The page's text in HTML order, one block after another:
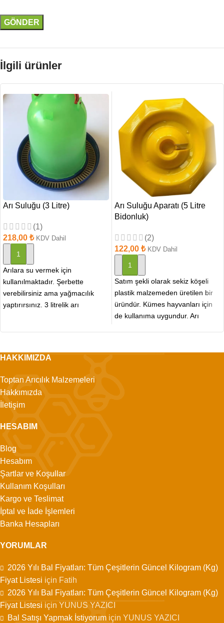
İlgili ürünler
Arı Suluğu (3 Litre)
(1)
218,00 ₺ KDV Dahil
SEPETE EKLE
Arılara su vermek için
kullanılmaktadır. Şerbette
verebilirsiniz ama yağmacılık
yaptırırsınız. 3 litrelik arı
Arı Suluğu Aparatı (5 Litre
Bidonluk)
(2)
122,00 ₺ KDV Dahil
SEPETE EKLE
Satım şekli olarak sekiz köşeli
plastik malzemeden üretilen bir
üründür. Kümes hayvanları için
de kullanıma uygundur. Arı
HAKKIMIZDA
Toptan Arıcılık Malzemeleri
Hakkımızda
İletişim
HESABIM
Blog
Hesabım
Şartlar ve Koşullar
Kullanım Koşulları
Kargo ve Teslimat
İptal ve İade İşlemleri
Banka Hesapları
YORUMLAR
2026 Yılı Bal Fiyatları: Tüm Çeşitlerin Güncel Kilogram (Kg)
Fiyat Listesi için Fatih
2026 Yılı Bal Fiyatları: Tüm Çeşitlerin Güncel Kilogram (Kg)
Fiyat Listesi için YUNUS YAZICI
Bal Satışı Yapmak İstiyorum için YUNUS YAZICI